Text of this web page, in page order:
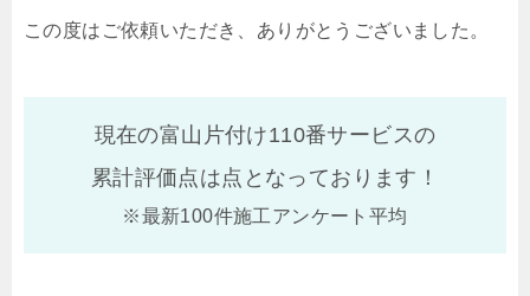
この度はご依頼いただき、ありがとうございました。
現在の富山片付け110番サービスの
累計評価点は点となっております！
※最新100件施工アンケート平均